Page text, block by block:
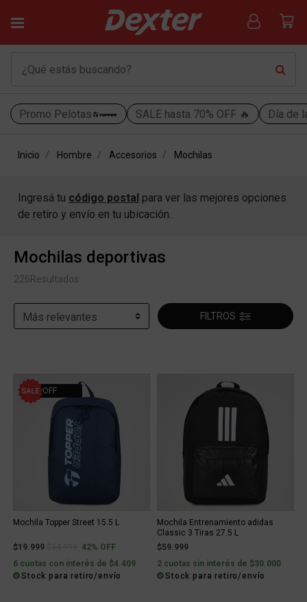
Promo Pelotas SALE hasta 70% OFF 🔥 Día de
Inicio Hombre Accesorios Mochilas
Ingresá tu código postal para ver las mejores opciones
de retiro y envío en tu ubicación.
Mochilas deportivas
226Resultados
FILTROS
42% OFF
Mochila Topper Street 15.5 L
$19.999 Price reduced from
to42% OFF
6 cuotas con interés de $4.409
Stock para retiro/envío
Mochila Entrenamiento adidas
Classic 3 Tiras 27.5 L
$59.999
2 cuotas sin interés de $30.000
Stock para retiro/envío